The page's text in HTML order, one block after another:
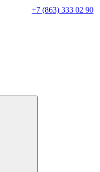
+7 (863) 333 02 90